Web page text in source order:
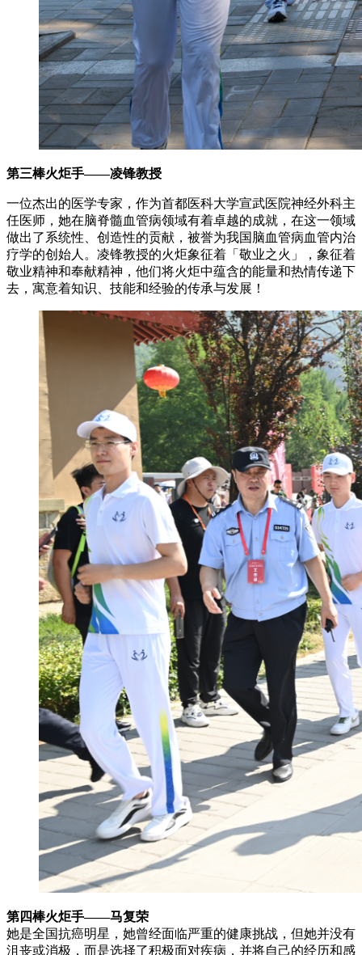
第三棒火炬手——凌锋教授
一位杰出的医学专家，作为首都医科大学宣武医院神经外科主
任医师，她在脑脊髓血管病领域有着卓越的成就，在这一领域
做出了系统性、创造性的贡献，被誉为我国脑血管病血管内治
疗学的创始人。凌锋教授的火炬象征着「敬业之火」，象征着
敬业精神和奉献精神，他们将火炬中蕴含的能量和热情传递下
去，寓意着知识、技能和经验的传承与发展！
第四棒火炬手——马复荣
她是全国抗癌明星，她曾经面临严重的健康挑战，但她并没有
沮丧或消极，而是选择了积极面对疾病，并将自己的经历和感